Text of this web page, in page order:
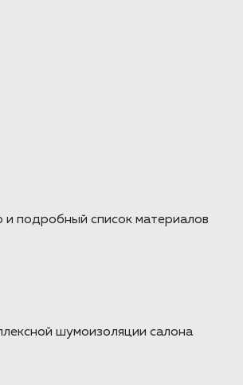
и подробный список материалов
шумоизоляции салона